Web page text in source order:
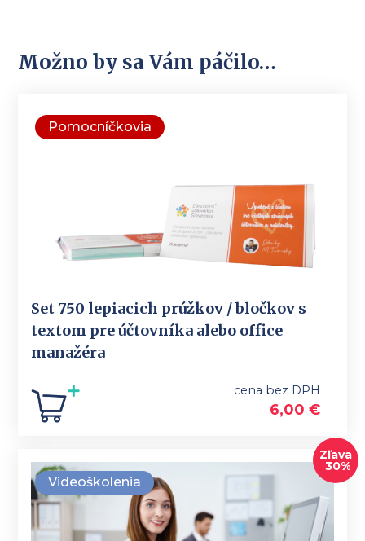
Možno by sa Vám páčilo…
Pomocníčkovia
Set 750 lepiacich prúžkov / bločkov s
textom pre účtovníka alebo office
manažéra
cena bez DPH
6,00 €
Videoškolenia
Zľava
30%